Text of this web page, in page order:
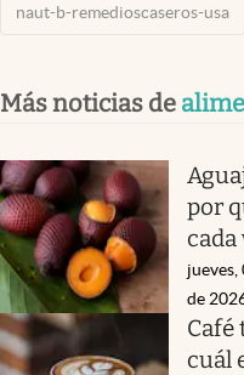
naut-b-remedioscaseros-usa
Más noticias de
por
cada
jueves,
de
cuál